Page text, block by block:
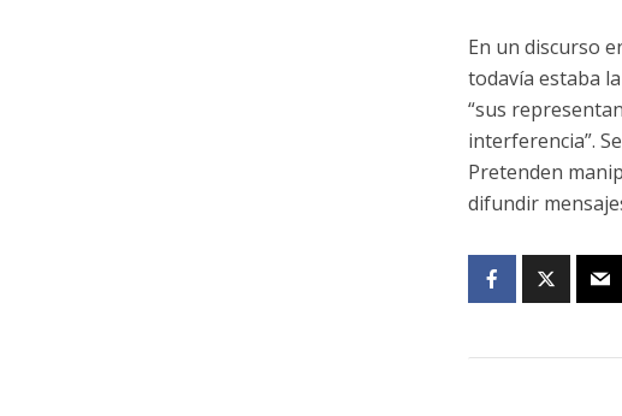
En un discurso
todavía estaba
“sus
interferencia”.
Pretenden
difundir